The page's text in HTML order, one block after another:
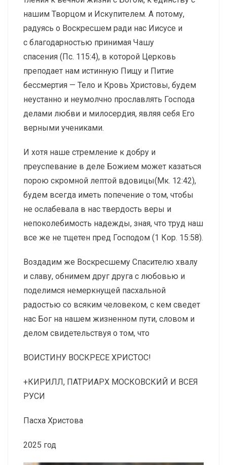
нашим Творцом и Искупителем. А потому,
радуясь о Воскресшем ради нас Иисусе и
с благодарностью принимая Чашу
спасения (Пс. 115:4), в которой Церковь
преподает нам истинную Пищу и Питие
бессмертия — Тело и Кровь Христовы, будем
неустанно и неумолчно прославлять Господа
делами любви и милосердия, являя себя Его
верными учениками.
И хотя наше стремление к добру и
преуспевание в деле Божием может казаться
порою скромной лептой вдовицы(Мк. 12:42),
будем всегда иметь попечение о том, чтобы
не ослабевала в нас твердость веры и
непоколебимость надежды, зная, что труд наш
все же не тщетен пред Господом (1 Кор. 15:58).
Воздадим же Воскресшему Спасителю хвалу
и славу, обнимем друг друга с любовью и
поделимся немеркнущей пасхальной
радостью со всяким человеком, с кем сведет
нас Бог на нашем жизненном пути, словом и
делом свидетельствуя о том, что
ВОИСТИНУ ВОСКРЕСЕ ХРИСТОС!
+КИРИЛЛ, ПАТРИАРХ МОСКОВСКИЙ И ВСЕЯ
РУСИ
Пасха Христова
2025 год